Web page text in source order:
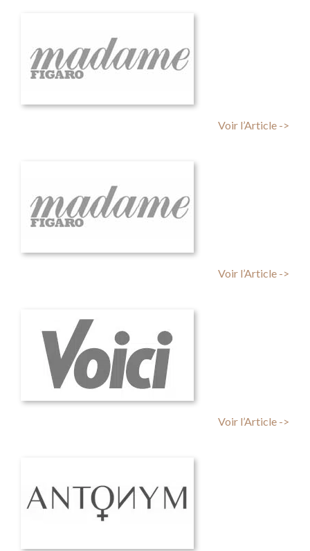
Voir l’Article ->
Voir l’Article ->
Voir l’Article ->